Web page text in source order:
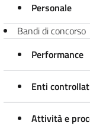
Personale
Bandi di concorso
Performance
Enti
Attività e